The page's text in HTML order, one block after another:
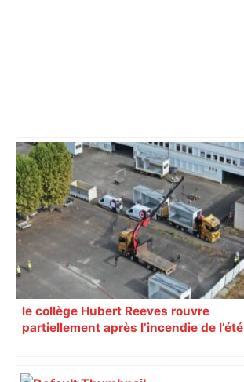
« Rien d'inquiétant » pour Guillaume
Restes, le gardien de Toulouse, après
sa sortie à Metz – L'Équipe
le collège Hubert Reeves rouvre
partiellement après l’incendie de l’été